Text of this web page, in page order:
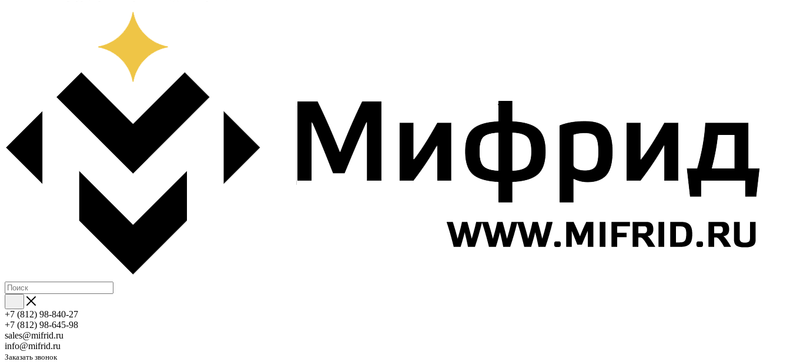
+7 (812) 98-840-27
+7 (812) 98-645-98
sales@mifrid.ru
info@mifrid.ru
Заказать звонок